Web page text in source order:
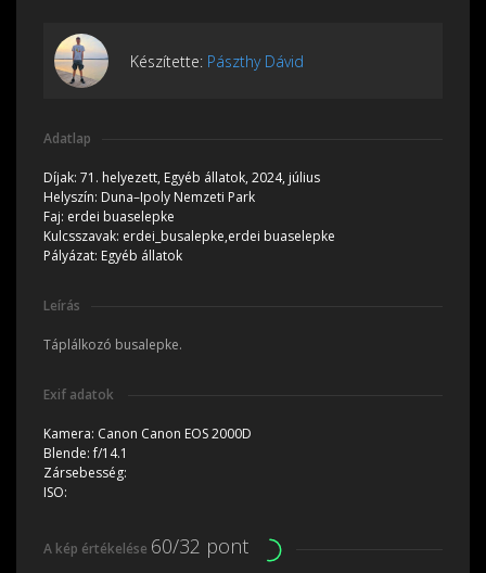
Készítette: Pászthy Dávid
Adatlap
Díjak: 71. helyezett, Egyéb állatok, 2024, július
Helyszín: Duna–Ipoly Nemzeti Park
Faj: erdei buaselepke
Kulcsszavak: erdei_busalepke,erdei buaselepke
Pályázat: Egyéb állatok
Leírás
Táplálkozó busalepke.
Exif adatok
Kamera: Canon Canon EOS 2000D
Blende:f/14.1
Zársebesség:
ISO:
A kép értékelése 60/32 pont